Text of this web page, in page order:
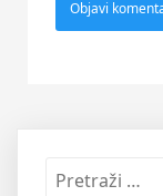
Pretraži: